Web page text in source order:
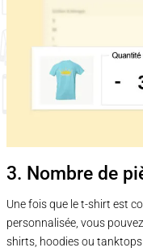
3. Nombre de
Une fois que le t-shirt est
personnalisée, vous
shirts, hoodies ou